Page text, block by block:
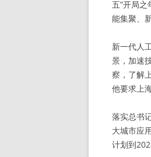
五”开局
能集聚、
新一代人
景，加速
察，了解
他要求上
落实总书
大城市应
计划到